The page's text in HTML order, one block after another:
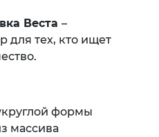
Веста –
для тех, кто ищет
формы
массива